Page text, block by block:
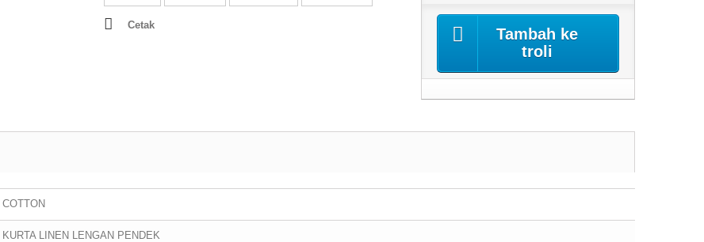
Cetak
Tambah ke
troli
COTTON
KURTA LINEN LENGAN PENDEK